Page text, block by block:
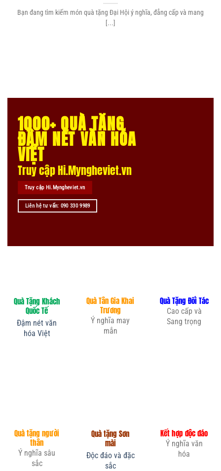
Bạn đang tìm kiếm món quà tặng Đại Hội ý nghĩa, đẳng cấp và mang
[...]
1000+ QUÀ TẶNG
ĐẬM NÉT VĂN HÓA
VIỆT
Truy cập Hi.Myngheviet.vn
Truy cập Hi.Myngheviet.vn
Liên hệ tư vấn: 090 330 9989
Quà Tặng Khách
Quốc Tế
Đậm nét văn
hóa Việt
Quà Tân Gia Khai
Trương
Ý nghĩa may
mắn
Quà Tặng Đối Tác
Cao cấp và
Sang trọng
Quà tặng người
thân
Ý nghĩa sâu
sắc
Quà tặng Sơn
mài
Độc đáo và đặc
sắc
Kết hợp độc đáo
Ý nghĩa văn
hóa